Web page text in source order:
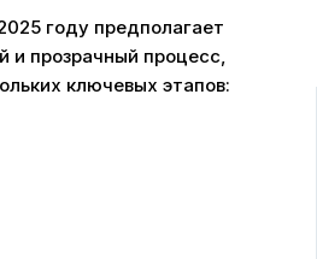
году предполагает
и прозрачный процесс,
ключевых этапов: